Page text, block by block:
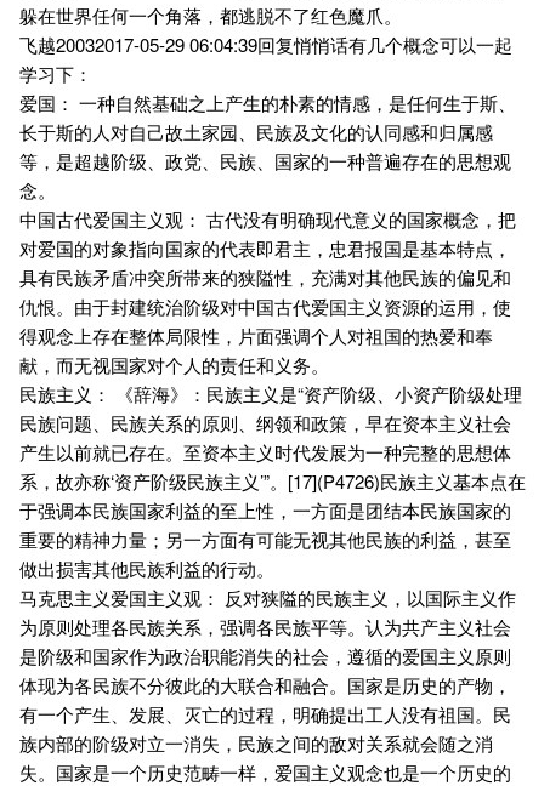
躲在世界任何一个角落，都逃脱不了红色魔爪。
飞越20032017-05-29 06:04:39回复悄悄话有几个概念可以一起
学习下：
爱国： 一种自然基础之上产生的朴素的情感，是任何生于斯、
长于斯的人对自己故土家园、民族及文化的认同感和归属感
等，是超越阶级、政党、民族、国家的一种普遍存在的思想观
念。
中国古代爱国主义观： 古代没有明确现代意义的国家概念，把
对爱国的对象指向国家的代表即君主，忠君报国是基本特点，
具有民族矛盾冲突所带来的狭隘性，充满对其他民族的偏见和
仇恨。由于封建统治阶级对中国古代爱国主义资源的运用，使
得观念上存在整体局限性，片面强调个人对祖国的热爱和奉
献，而无视国家对个人的责任和义务。
民族主义： 《辞海》：民族主义是“资产阶级、小资产阶级处理
民族问题、民族关系的原则、纲领和政策，早在资本主义社会
产生以前就已存在。至资本主义时代发展为一种完整的思想体
系，故亦称‘资产阶级民族主义’”。[17](P4726)民族主义基本点在
于强调本民族国家利益的至上性，一方面是团结本民族国家的
重要的精神力量；另一方面有可能无视其他民族的利益，甚至
做出损害其他民族利益的行动。
马克思主义爱国主义观： 反对狭隘的民族主义，以国际主义作
为原则处理各民族关系，强调各民族平等。认为共产主义社会
是阶级和国家作为政治职能消失的社会，遵循的爱国主义原则
体现为各民族不分彼此的大联合和融合。国家是历史的产物，
有一个产生、发展、灭亡的过程，明确提出工人没有祖国。民
族内部的阶级对立一消失，民族之间的敌对关系就会随之消
失。国家是一个历史范畴一样，爱国主义观念也是一个历史的